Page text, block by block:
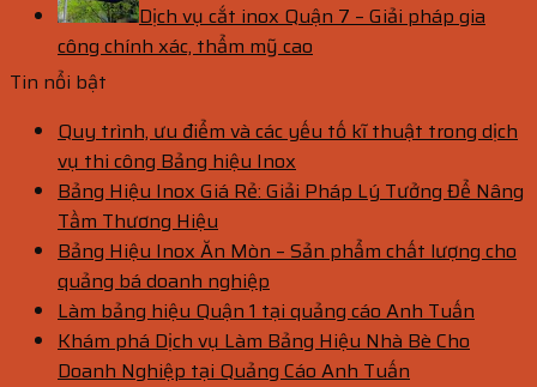
Dịch vụ cắt inox Quận 7 – Giải pháp gia
công chính xác, thẩm mỹ cao
Tin nổi bật
Quy trình, ưu điểm và các yếu tố kĩ thuật trong dịch
vụ thi công Bảng hiệu Inox
Bảng Hiệu Inox Giá Rẻ: Giải Pháp Lý Tưởng Để Nâng
Tầm Thương Hiệu
Bảng Hiệu Inox Ăn Mòn – Sản phẩm chất lượng cho
quảng bá doanh nghiệp
Làm bảng hiệu Quận 1 tại quảng cáo Anh Tuấn
Khám phá Dịch vụ Làm Bảng Hiệu Nhà Bè Cho
Doanh Nghiệp tại Quảng Cáo Anh Tuấn